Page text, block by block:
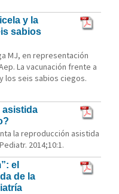
y la
sabios
MJ, en representación
La vacunación frente a
los seis sabios ciegos.
asistida
la reproducción asistida
2014;10:1.
el
de la